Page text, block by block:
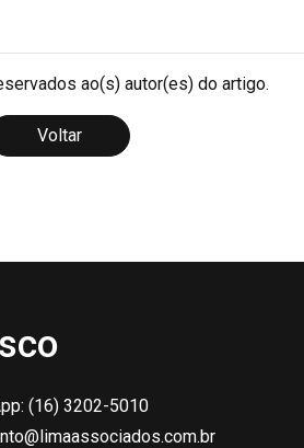
ao(s) autor(es) do artigo.
Voltar
(16) 3202-5010